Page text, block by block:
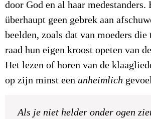
door God en al haar medestanders.
überhaupt geen gebrek aan
beelden, zoals dat van moeders die
raad hun eigen kroost opeten van
Het lezen of horen van de
op zijn minst een unheimlich
Als je niet helder onder ogen